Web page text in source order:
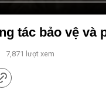
tác bảo vệ và
7,871 lượt xem